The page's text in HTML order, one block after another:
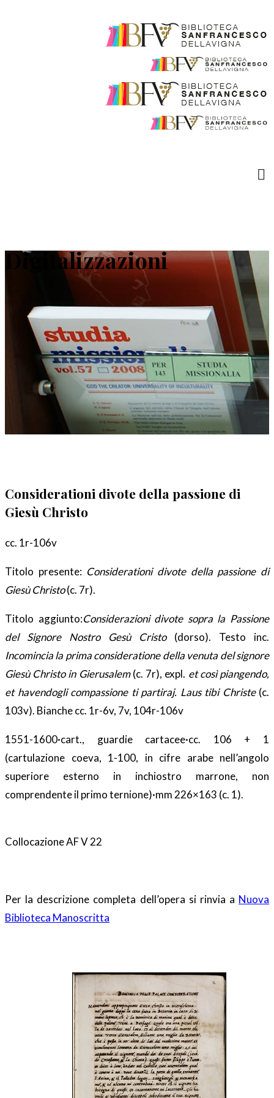
Digitalizzazioni
Considerationi divote della passione di
Giesù Christo
cc. 1r-106v
Titolo presente: Considerationi divote della passione di
Giesù Christo(c. 7r).
Titolo aggiunto:Considerazioni divote sopra la Passione
del Signore Nostro Gesù Cristo(dorso). Testo inc.
Incomincia la prima consideratione della venuta del signore
Giesù Christo in Gierusalem(c. 7r), expl. et così piangendo,
et havendogli compassione ti partiraj. Laus tibi Christe(c.
103v). Bianche cc. 1r-6v, 7v, 104r-106v
1551-1600·cart., guardie cartacee·cc. 106 + 1
(cartulazione coeva, 1-100, in cifre arabe nell’angolo
superiore esterno in inchiostro marrone, non
comprendente il primo ternione)·mm 226×163 (c. 1).
Collocazione AF V 22
Per la descrizione completa dell’opera si rinvia a Nuova
Biblioteca Manoscritta